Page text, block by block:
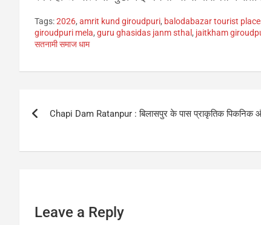
Tags:2026, amrit kund giroudpuri, balodabazar tourist
giroudpuri mela, guru ghasidas janm sthal , jaitkham
सतनामी समाज धाम
Chapi Dam Ratanpur : बिलासपुर के पास प्राकृतिक
Leave a Reply